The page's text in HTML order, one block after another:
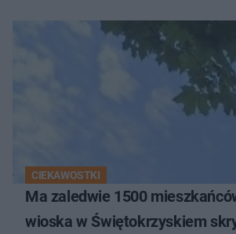
CIEKAWOSTKI
Ma zaledwie 1500
wioska w Świętokrzyskiem